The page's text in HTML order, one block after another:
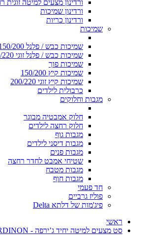
ורדינון מצעים למיטה זוגית רחבה
ורדינון שמיכות
ורדינון כריות
שמיכות
שמיכות כבש / פלנל 150/200
שמיכות כבש / פלנל זוגי 200/220
שמיכות פוך
שמיכות קיץ 150/200
שמיכות קיץ זוגי 200/220
כרבולית לילדים
מגבות וחלוקים
חלוק אמבטיה מבוגר
חלוק רחצה לילדים
מגבות גוף
מגבות דיסני לילדים
מגבות פנים
שטיחי אמבט לחדר רחצה
מגבות מטבח
מגבות חוף
חד פעמי
פוליז גרביים
פיג'מות של דלתא Delta
ראשי
סט מצעים למיטה יחיד ג’ירפה - VARDINON